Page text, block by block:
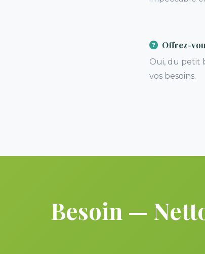
Offrez-
Oui, du petit
vos besoins.
Besoin —